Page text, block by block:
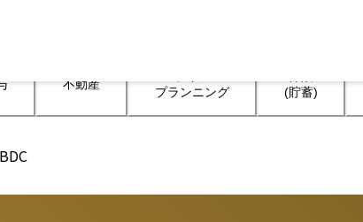
不動産
プランニング
(貯蓄)